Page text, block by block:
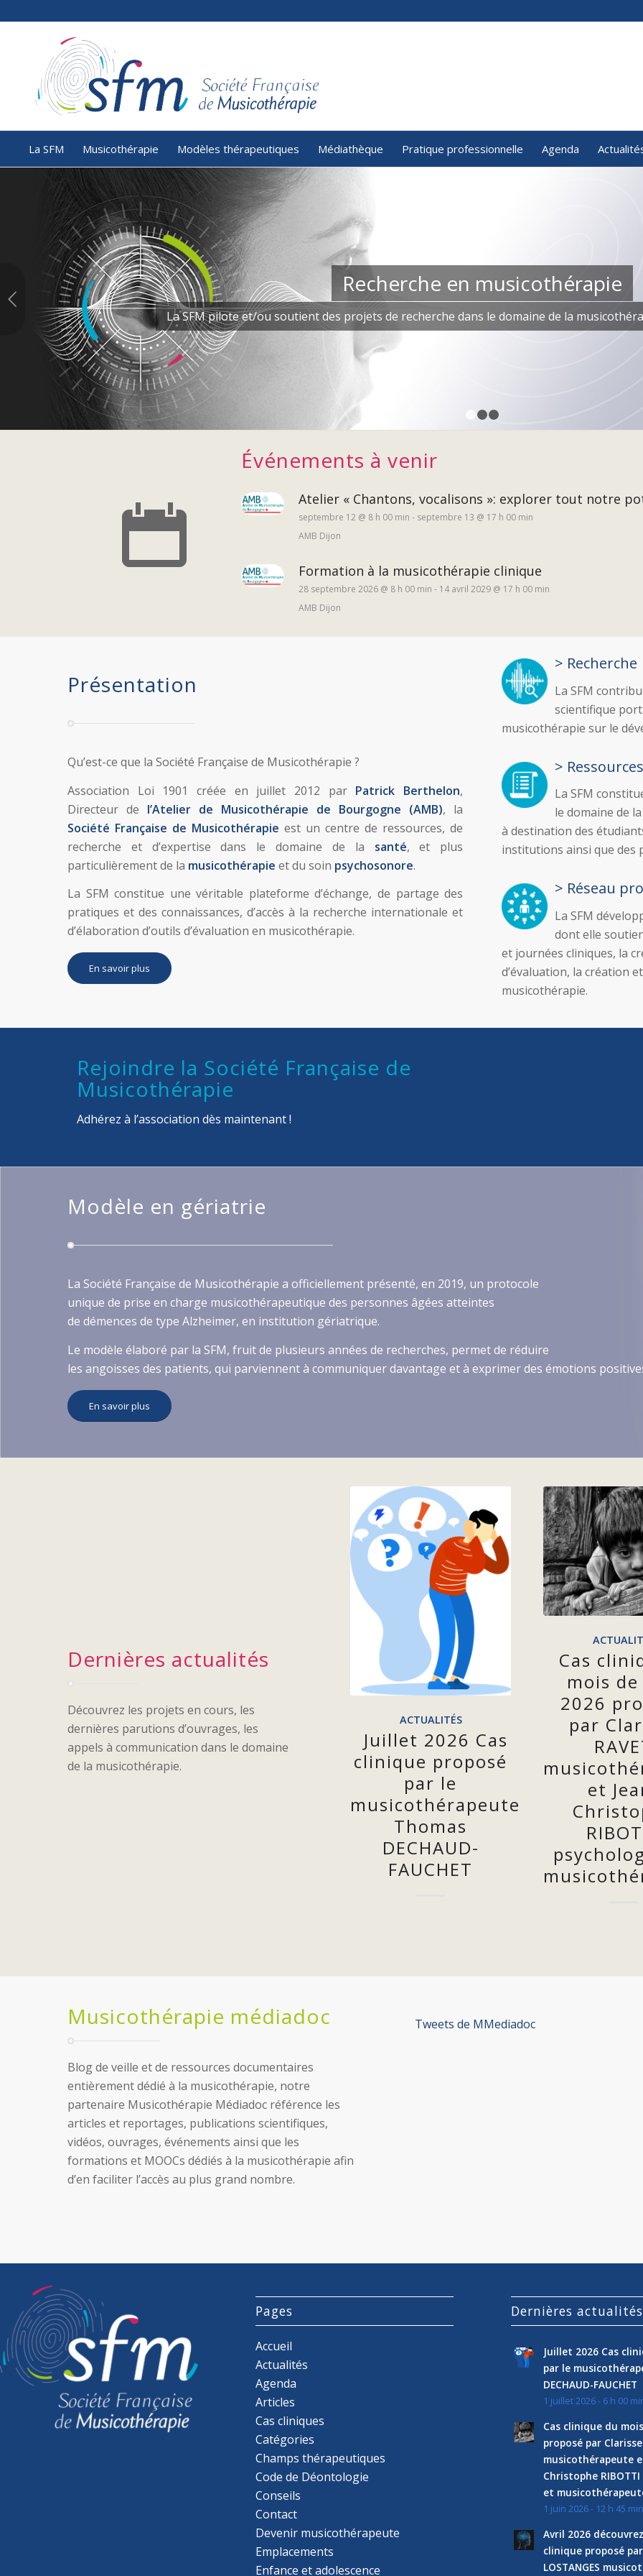
La SFM Musicothérapie Modèles thérapeutiques Médiathèque Pratique professionnelle Agenda
Recherche en musicothérapie
La SFM pilote et/ou soutient des projets de recherche dans le domaine de la
Événements à venir
Atelier « Chantons, vocalisons »: explorer tout notre
septembre 12 @ 8 h 00 min - septembre 13 @ 17 h 00 min
AMB Dijon
Formation à la musicothérapie clinique
28 septembre 2026 @ 8 h 00 min - 14 avril 2029 @ 17 h 00 min
AMB Dijon
Présentation
Qu’est-ce que la Société Française de Musicothérapie ?
Association Loi 1901 créée en juillet 2012 par Patrick Berthelon,
Directeur de l’Atelier de Musicothérapie de Bourgogne (AMB), la
Société Française de Musicothérapie est un centre de ressources, de
recherche et d’expertise dans le domaine de la santé, et plus
particulièrement de la musicothérapie et du soin psychosonore.
La SFM constitue une véritable plateforme d’échange, de partage des
pratiques et des connaissances, d’accès à la recherche internationale et
d’élaboration d’outils d’évaluation en musicothérapie.
En savoir plus
> Recherche
La SFM
scientifique
musicothérapie sur le
> Ressources
La SFM
le domaine de
à destination des
institutions ainsi que des
> Réseau
La SFM
dont elle
et journées cliniques, la
d’évaluation, la création
musicothérapie.
Rejoindre la Société Française de
Musicothérapie
Adhérez à l’association dès maintenant !
Modèle en gériatrie
La Société Française de Musicothérapie a officiellement présenté, en 2019, un protocole
unique de prise en charge musicothérapeutique des personnes âgées atteintes
de démences de type Alzheimer, en institution gériatrique.
Le modèle élaboré par la SFM, fruit de plusieurs années de recherches, permet de réduire
les angoisses des patients, qui parviennent à communiquer davantage et à exprimer des émotions
En savoir plus
Dernières actualités
Découvrez les projets en cours, les
dernières parutions d’ouvrages, les
appels à communication dans le domaine
de la musicothérapie.
ACTUALITÉS
Juillet 2026 Cas
clinique proposé
par le
musicothérapeute
Thomas
DECHAUD-
FAUCHET
Cas
mois
2026
par
et
Musicothérapie médiadoc
Blog de veille et de ressources documentaires
entièrement dédié à la musicothérapie, notre
partenaire Musicothérapie Médiadoc référence les
articles et reportages, publications scientifiques,
vidéos, ouvrages, événements ainsi que les
formations et MOOCs dédiés à la musicothérapie afin
d’en faciliter l’accès au plus grand nombre.
Tweets de MMediadoc
Pages
Accueil
Actualités
Agenda
Articles
Cas cliniques
Catégories
Champs thérapeutiques
Code de Déontologie
Conseils
Contact
Devenir musicothérapeute
Emplacements
Enfance et adolescence
Dernières actualités
Juillet 2026 Cas
par le
DECHAUD-FAUCHET
1 juillet 2026 - 6 h 00
Cas clinique du
proposé par Clarisse
musicothérapeute
Christophe
et
1 juin 2026 - 12 h 45
Avril 2026
clinique proposé
LOSTANGES